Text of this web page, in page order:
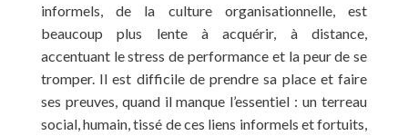
informels, de la culture organisationnelle, est
beaucoup plus lente à acquérir, à distance,
accentuant le stress de performance et la peur de se
tromper. Il est difficile de prendre sa place et faire
ses preuves, quand il manque l’essentiel : un terreau
social, humain, tissé de ces liens informels et fortuits,